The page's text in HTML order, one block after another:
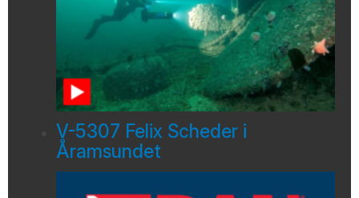
V-5307 Felix Scheder i
Åramsundet